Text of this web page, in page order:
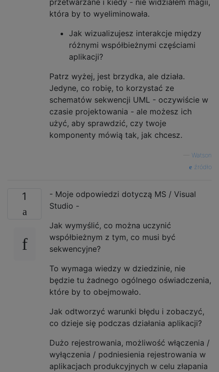
przetwarzane i kiedy - nie widziałem magii,
która by to wyeliminowała.
Jak wizualizujesz interakcje między
różnymi współbieżnymi częściami
aplikacji?
Patrz wyżej, jest brzydka, ale działa.
Jedyne, co robię, to korzystać ze
schematów sekwencji UML - oczywiście w
czasie projektowania - ale możesz ich
użyć, aby sprawdzić, czy twoje
komponenty mówią tak, jak chcesz.
Watson
źródło
1
- Moje odpowiedzi dotyczą MS / Visual
Studio -
Jak wymyślić, co można uczynić
współbieżnym z tym, co musi być
sekwencyjne?
To wymaga wiedzy w dziedzinie, nie
będzie tu żadnego ogólnego oświadczenia,
które by to obejmowało.
Jak odtworzyć warunki błędu i zobaczyć,
co dzieje się podczas działania aplikacji?
Dużo rejestrowania, możliwość włączenia /
wyłączenia / podniesienia rejestrowania w
aplikacjach produkcyjnych w celu złapania